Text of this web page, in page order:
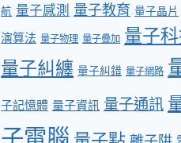
航 量子感測 量子教育 量子晶片
演算法 量子物理 量子疊加 量子
量子糾纏 量子糾錯 量子網路
子記憶體 量子資訊 量子通訊